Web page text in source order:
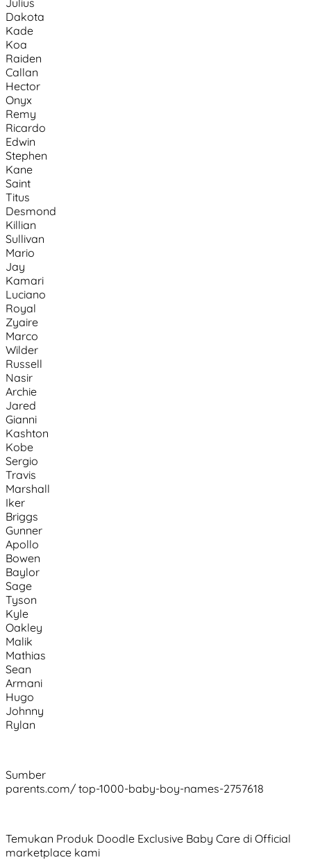
Dakota
Kade
Koa
Raiden
Callan
Hector
Onyx
Remy
Ricardo
Edwin
Stephen
Kane
Saint
Titus
Desmond
Killian
Sullivan
Mario
Jay
Kamari
Luciano
Royal
Zyaire
Marco
Wilder
Russell
Nasir
Archie
Jared
Gianni
Kashton
Kobe
Sergio
Travis
Marshall
Iker
Briggs
Gunner
Apollo
Bowen
Baylor
Sage
Tyson
Kyle
Oakley
Malik
Mathias
Sean
Armani
Hugo
Johnny
Rylan
Sumber
parents.com/ top-1000-baby-boy-names-2757618
Temukan Produk Doodle Exclusive Baby Care di Official
marketplace kami